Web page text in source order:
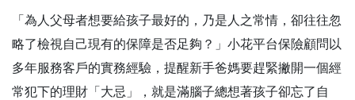
「為人父母者想要給孩子最好的，乃是人之常情，卻往往忽
略了檢視自己現有的保障是否足夠？」小花平台保險顧問以
多年服務客戶的實務經驗，提醒新手爸媽要趕緊撇開一個經
常犯下的理財「大忌」，就是滿腦子總想著孩子卻忘了自